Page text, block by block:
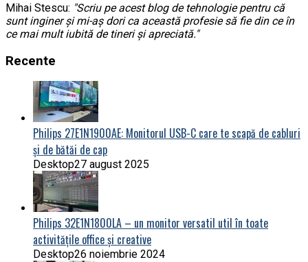
Mihai Stescu: "Scriu pe acest blog de tehnologie pentru că
sunt inginer și mi-aș dori ca această profesie să fie din ce în
ce mai mult iubită de tineri și apreciată."
Recente
Philips 27E1N1900AE: Monitorul USB-C care te scapă de cabluri
și de bătăi de cap
Desktop27 august 2025
Philips 32E1N1800LA – un monitor versatil util în toate
activitățile office și creative
Desktop26 noiembrie 2024